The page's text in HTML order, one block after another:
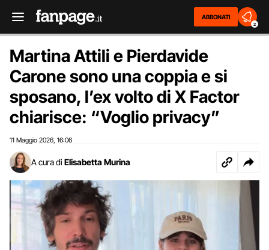
ABBONATI
2
Martina Attili e Pierdavide
Carone sono una coppia e si
sposano, l’ex volto di X Factor
chiarisce: “Voglio privacy”
11 Maggio 2026 16:06
A cura di Elisabetta Murina